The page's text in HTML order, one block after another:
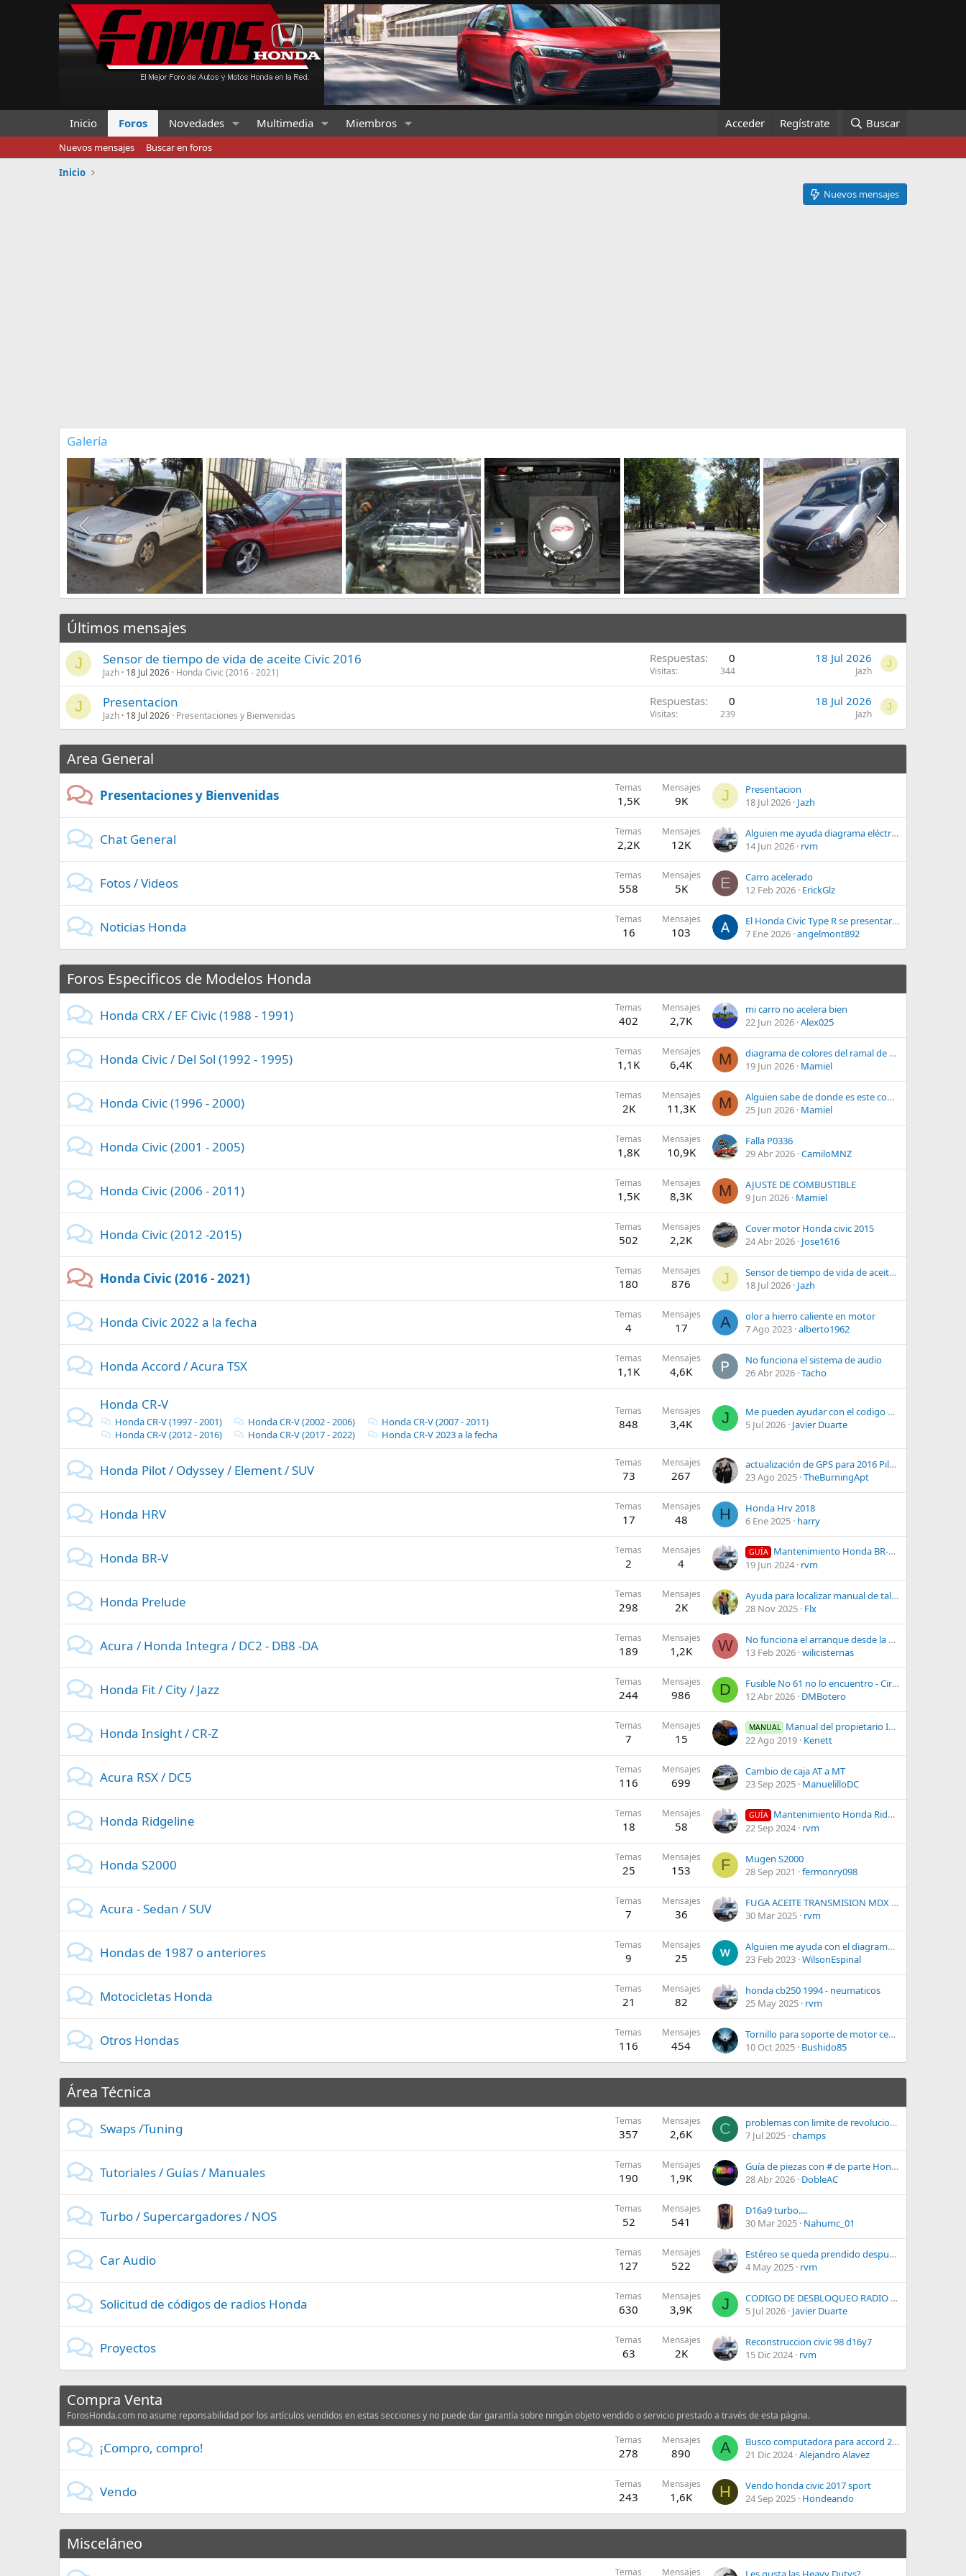
Inicio Foros Novedades Multimedia Miembros Acceder Regístrate Buscar
Nuevos mensajes
Buscar en foros
Inicio
Nuevos mensajes
Galería
Últimos mensajes
J Sensor de tiempo de vida de aceite Civic 2016
Jazh 18 Jul 2026 Honda Civic (2016 - 2021)
Respuestas 0
Visitas 344
18 Jul 2026
Jazh
J
J Presentacion
Jazh 18 Jul 2026 Presentaciones y Bienvenidas
Respuestas 0
Visitas 239
18 Jul 2026
Jazh
J
Area General
Presentaciones y Bienvenidas Temas
1,5K
Mensajes
9K J
Presentacion
18 Jul 2026 Jazh
Chat General Temas
2,2K
Mensajes
12K
Alguien me ayuda diagrama eléctrico honda Accord 99 motor f23 2.3
14 Jun 2026 rvm
Fotos / Videos Temas
558
Mensajes
5K E
Carro acelerado
12 Feb 2026 ErickGlz
Noticias Honda Temas
16
Mensajes
103
El Honda Civic Type R se presentara en México el 5 de Julio 2017.
7 Ene 2026 angelmont892
Foros Especificos de Modelos Honda
Honda CRX / EF Civic (1988 - 1991) Temas
402
Mensajes
2,7K
mi carro no acelera bien
22 Jun 2026 Alex025
Honda Civic / Del Sol (1992 - 1995) Temas
1,1K
Mensajes
6,4K M
diagrama de colores del ramal de obd-1 ecu p06
19 Jun 2026 Mamiel
Honda Civic (1996 - 2000) Temas
2K
Mensajes
11,3K M
Alguien sabe de donde es este conector ¿?
25 Jun 2026 Mamiel
Honda Civic (2001 - 2005) Temas
1,8K
Mensajes
10,9K
Falla P0336
29 Abr 2026 CamiloMNZ
Honda Civic (2006 - 2011) Temas
1,5K
Mensajes
8,3K M
AJUSTE DE COMBUSTIBLE
9 Jun 2026 Mamiel
Honda Civic (2012 -2015) Temas
502
Mensajes
2,2K
Cover motor Honda civic 2015
24 Abr 2026 Jose1616
Honda Civic (2016 - 2021) Temas
180
Mensajes
876 J
Sensor de tiempo de vida de aceite Civic 2016
18 Jul 2026 Jazh
Honda Civic 2022 a la fecha Temas
4
Mensajes
17 A
olor a hierro caliente en motor
7 Ago 2023 alberto1962
Honda Accord / Acura TSX Temas
1,1K
Mensajes
4,6K
No funciona el sistema de audio
26 Abr 2026 Tacho
Honda CR-V
Honda CR-V (1997 - 2001) Honda CR-V (2002 - 2006)
Honda CR-V (2007 - 2011)
Honda CR-V (2012 - 2016)
Honda CR-V (2017 - 2022) Honda CR-V 2023 a la fecha
Temas
848
Mensajes
3,4K J
Me pueden ayudar con el codigo de desbloqueo de mi Honda CRV
5 Jul 2026 Javier Duarte
Honda Pilot / Odyssey / Element / SUV Temas
73
Mensajes
267
actualización de GPS para 2016 Pilot Elite
23 Ago 2025 TheBurningApt
Honda HRV Temas
17
Mensajes
48 H
Honda Hrv 2018
6 Ene 2025 harry
Honda BR-V Temas
2
Mensajes
4
GUÍA Mantenimiento Honda BR-V 2022+
19 Jun 2024 rvm
Honda Prelude Temas
298
Mensajes
2K
Ayuda para localizar manual de taller
28 Nov 2025 Flx
Acura / Honda Integra / DC2 - DB8 -DA Temas
189
Mensajes
1,2K W
No funciona el arranque desde la chapa
13 Feb 2026 wilicisternas
Honda Fit / City / Jazz Temas
244
Mensajes
986 D
Fusible No 61 no lo encuentro - Circuito Radio y Bloqueo Puertas no funsiona
12 Abr 2026 DMBotero
Honda Insight / CR-Z Temas
7
Mensajes
15
MANUAL Manual del propietario Insight 2012
22 Ago 2019 Kenett
Acura RSX / DC5 Temas
116
Mensajes
699
Cambio de caja AT a MT
23 Sep 2025 ManuelilloDC
Honda Ridgeline Temas
18
Mensajes
58
GUÍA Mantenimiento Honda Ridgeline 2012
22 Sep 2024 rvm
Honda S2000 Temas
25
Mensajes
153 F
Mugen S2000
28 Sep 2021
fermonry098
Acura - Sedan / SUV Temas
7
Mensajes
36
FUGA ACEITE TRANSMISION MDX 2008
30 Mar 2025 rvm
Hondas de 1987 o anteriores Temas
9
Mensajes
25
Alguien me ayuda con el diagrama del cluster del civic 84 - 87 por favor
23 Feb 2023 WilsonEspinal
Motocicletas Honda Temas
21
Mensajes
82
honda cb250 1994 - neumaticos
25 May 2025 rvm
Otros Hondas Temas
116
Mensajes
454
Tornillo para soporte de motor central
10 Oct 2025 Bushido85
Área Técnica
Swaps /Tuning Temas
357
Mensajes
2,6K C
problemas con limite de revoluciones rpm
7 Jul 2025 champs
Tutoriales / Guías / Manuales Temas
190
Mensajes
1,9K
Guía de piezas con # de parte Honda
28 Abr 2026 DobleAC
Turbo / Supercargadores / NOS Temas
52
Mensajes
541
D16a9 turbo....
30 Mar 2025 Nahumc_01
Car Audio Temas
127
Mensajes
522
Estéreo se queda prendido después de apagar el carro
4 May 2025 rvm
Solicitud de códigos de radios Honda Temas
630
Mensajes
3,9K J
CODIGO DE DESBLOQUEO RADIO HONDA CR V 2011
5 Jul 2026 Javier Duarte
Proyectos Temas
63
Mensajes
2K
Reconstruccion civic 98 d16y7
15 Dic 2024 rvm
Compra Venta
ForosHonda.com no asume reponsabilidad por los artículos vendidos en estas secciones y no puede dar garantía sobre ningún objeto vendido o servicio prestado a través de esta página.
¡Compro, compro! Temas
278
Mensajes
890 A
Busco computadora para accord 2013 V6 motor 3.5L numero de parte 37820-5G0-X51
21 Dic 2024 Alejandro Alavez
Vendo Temas
243
Mensajes
1,6K H
Vendo honda civic 2017 sport
24 Sep 2025 Hondeando
Misceláneo
Temas Mensajes